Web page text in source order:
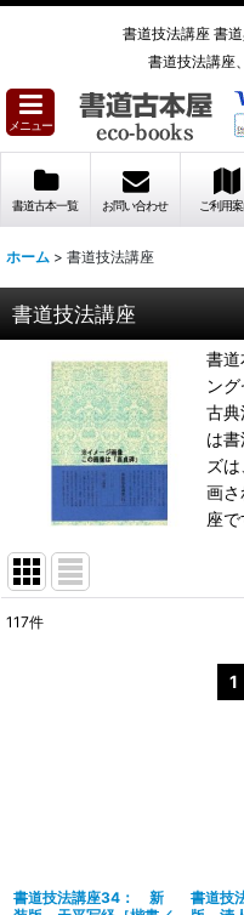
書道技法講座 書
書道技法講座
メニュー
書道古本一覧 お問い合わせ ご利用
ホーム > 書道技法講座
書道技法講座
書道
ン
古
は
ズ
画
座で
117件
1
書道技法講座34： 新
書道技